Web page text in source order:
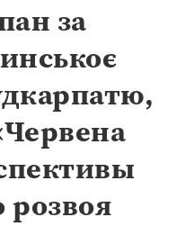
за
розвоя